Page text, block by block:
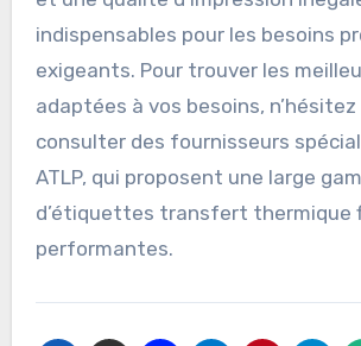
indispensables pour les besoins
exigeants. Pour trouver les
adaptées à vos besoins, n’hésitez
consulter des fournisseurs
ATLP, qui proposent une large
d’étiquettes transfert thermique
performantes.